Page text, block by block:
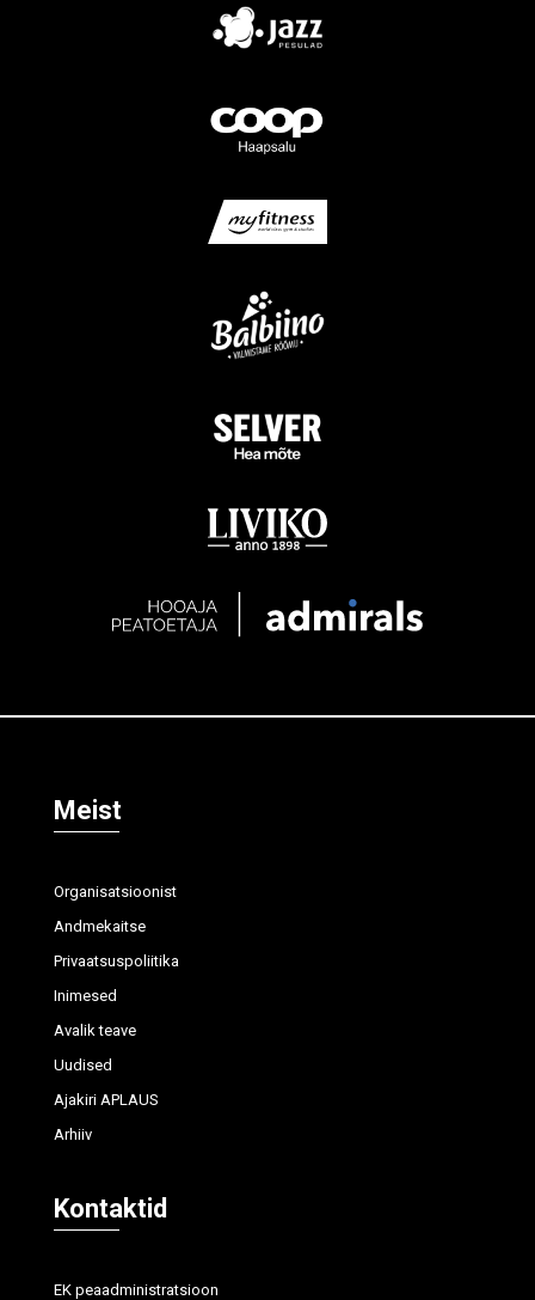
Meist
Organisatsioonist
Andmekaitse
Privaatsuspoliitika
Inimesed
Avalik teave
Uudised
Ajakiri APLAUS
Arhiiv
Kontaktid
EK peaadministratsioon